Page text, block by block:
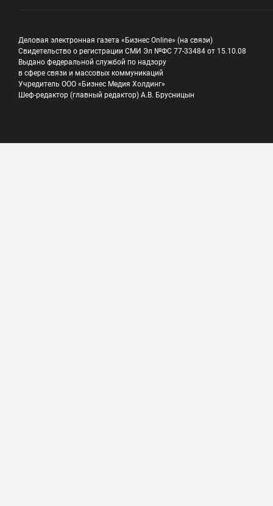
Деловая электронная газета «Бизнес Online» (на связи)
Свидетельство о регистрации СМИ Эл №ФС 77-33484 от 15.10.08
Выдано федеральной службой по надзору
в сфере связи и массовых коммуникаций
Учредитель ООО «Бизнес Медия Холдинг»
Шеф-редактор (главный редактор) А.В. Брусницын